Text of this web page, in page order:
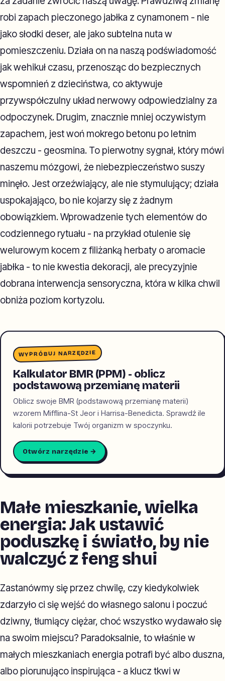
robi zapach pieczonego jabłka z cynamonem - nie
jako słodki deser, ale jako subtelna nuta w
pomieszczeniu. Działa on na naszą podświadomość
jak wehikuł czasu, przenosząc do bezpiecznych
wspomnień z dzieciństwa, co aktywuje
przywspółczulny układ nerwowy odpowiedzialny za
odpoczynek. Drugim, znacznie mniej oczywistym
zapachem, jest woń mokrego betonu po letnim
deszczu - geosmina. To pierwotny sygnał, który mówi
naszemu mózgowi, że niebezpieczeństwo suszy
minęło. Jest orzeźwiający, ale nie stymulujący; działa
uspokajająco, bo nie kojarzy się z żadnym
obowiązkiem. Wprowadzenie tych elementów do
codziennego rytuału - na przykład otulenie się
welurowym kocem z filiżanką herbaty o aromacie
jabłka - to nie kwestia dekoracji, ale precyzyjnie
dobrana interwencja sensoryczna, która w kilka chwil
obniża poziom kortyzolu.
WYPRÓBUJ NARZĘDZIE
Kalkulator BMR (PPM) - oblicz
podstawową przemianę materii
Oblicz swoje BMR (podstawową przemianę materii)
wzorem Mifflina-St Jeor i Harrisa-Benedicta. Sprawdź ile
kalorii potrzebuje Twój organizm w spoczynku.
Otwórz narzędzie →
Małe mieszkanie, wielka
energia: Jak ustawić
poduszkę i światło, by nie
walczyć z feng shui
Zastanówmy się przez chwilę, czy kiedykolwiek
zdarzyło ci się wejść do własnego salonu i poczuć
dziwny, tłumiący ciężar, choć wszystko wydawało się
na swoim miejscu? Paradoksalnie, to właśnie w
małych mieszkaniach energia potrafi być albo duszna,
albo piorunująco inspirująca - a klucz tkwi w